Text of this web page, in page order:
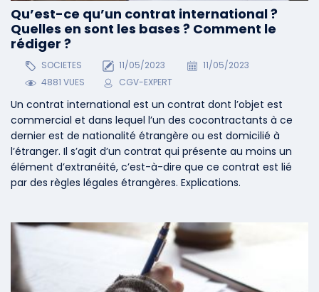
Qu’est-ce qu’un contrat international ?
Quelles en sont les bases ? Comment le
rédiger ?
SOCIETES 11/05/2023
11/05/2023
4881 VUES
CGV-EXPERT
Un contrat international est un contrat dont l’objet est
commercial et dans lequel l’un des cocontractants à ce
dernier est de nationalité étrangère ou est domicilié à
l’étranger. Il s’agit d’un contrat qui présente au moins un
élément d’extranéité, c’est-à-dire que ce contrat est lié
par des règles légales étrangères. Explications.